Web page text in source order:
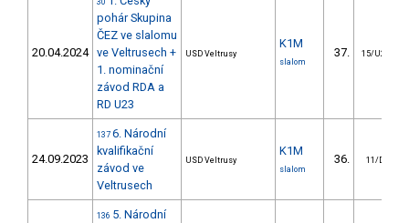
20.04.2024
30
pohár Skupina
ČEZ ve slalomu
ve Veltrusech +
1. nominační
závod RDA a
RD U23
USD Veltrusy
K1M
slalom
37. 15/U23
24.09.2023
137 6. Národní
kvalifikační
závod ve
Veltrusech
USD Veltrusy
K1M
slalom
36. 11/DS
136 5. Národní